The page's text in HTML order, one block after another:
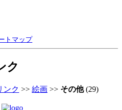
トマップ
ク
ンク >> 絵画 >> その他(29)